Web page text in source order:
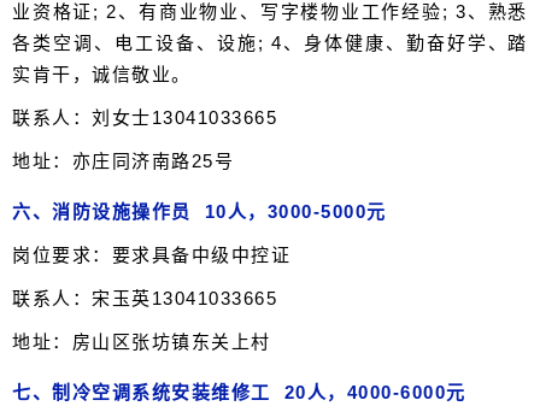
业资格证; 2、有商业物业、写字楼物业工作经验; 3、熟悉
各类空调、电工设备、设施; 4、身体健康、勤奋好学、踏
实肯干，诚信敬业。
联系人：刘女士13041033665
地址：亦庄同济南路25号
六、消防设施操作员 10人，3000-5000元
岗位要求：要求具备中级中控证
联系人：宋玉英13041033665
地址：房山区张坊镇东关上村
七、制冷空调系统安装维修工 20人，4000-6000元